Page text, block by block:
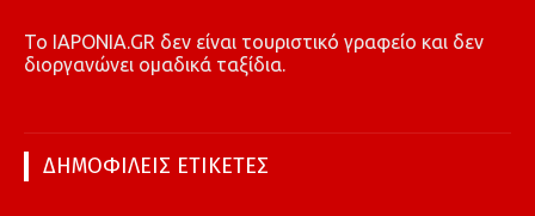
To IAPONIA.GR δεν είναι τουριστικό γραφείο και δεν
διοργανώνει ομαδικά ταξίδια.
ΔΗΜΟΦΙΛΕΙΣ ΕΤΙΚΕΤΕΣ